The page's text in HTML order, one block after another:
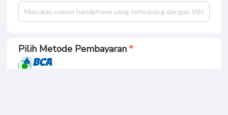
Pilih Metode Pembayaran